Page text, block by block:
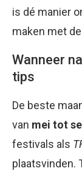
is dé manier
maken met
Wanneer
tips
De beste
van mei tot
festivals als
plaatsvinden.